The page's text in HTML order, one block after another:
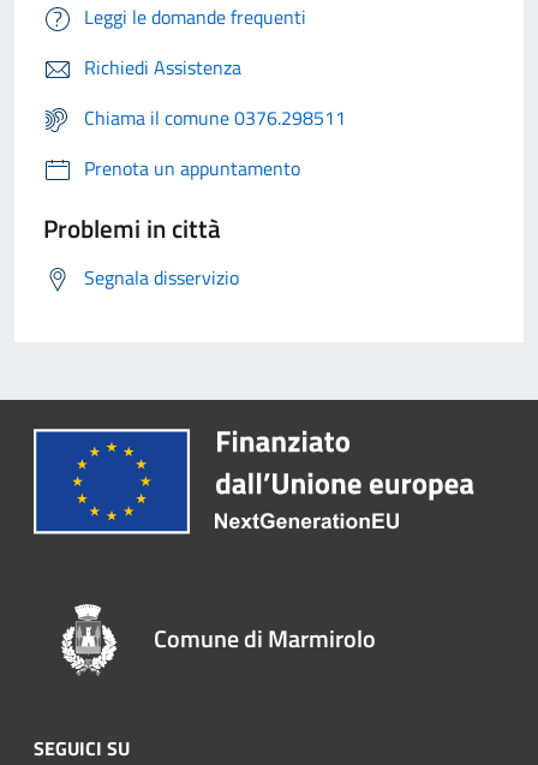
Leggi le domande frequenti
Richiedi Assistenza
Chiama il comune 0376.298511
Prenota un appuntamento
Problemi in città
Segnala disservizio
Comune di Marmirolo
SEGUICI SU